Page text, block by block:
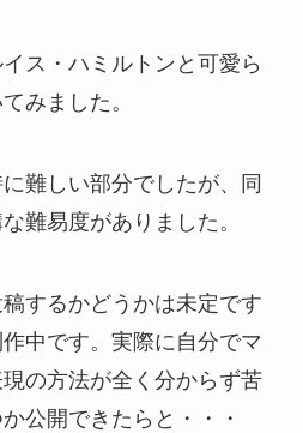
ス・ハミルトンと可愛ら
みました。
難しい部分でしたが、同
難易度がありました。
するかどうかは未定です
中です。実際に自分でマ
の方法が全く分からず苦
公開できたらと・・・